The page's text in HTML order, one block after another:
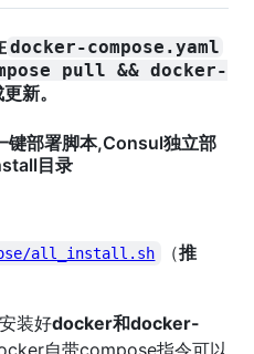
docker-compose.yaml
pull && docker-
新。
键部署脚本,Consul独立部
目录
all_install.sh （推
装好docker和docker-